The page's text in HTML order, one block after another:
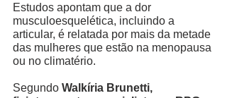
Estudos apontam que a dor
musculoesquelética, incluindo a
articular, é relatada por mais da metade
das mulheres que estão na menopausa
ou no climatério.
Segundo Walkíria Brunetti,